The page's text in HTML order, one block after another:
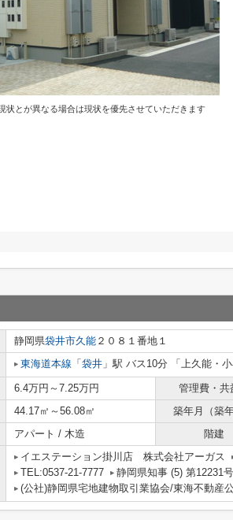
状とが異なる場合は現状を優先させていただきます
静岡県袋井市久能 ２０８１番地１
東海道本線 「 袋井 」駅 バス10分 「上久能・
6.4万円～7.25万円
管理費・共
44.17㎡～56.08㎡
築年月（築
アパート / 木造 階建
イエステーション掛川店 株式会社アーガス
TEL:0537-21-7777
静岡県知事 (5) 第12231号
(公社)静岡県宅地建物取引業協会/東海不動産